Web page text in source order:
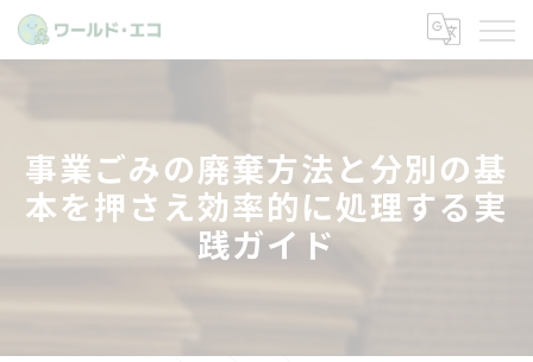
事業ごみの廃棄方法と分別の基
本を押さえ効率的に処理する実
践ガイド